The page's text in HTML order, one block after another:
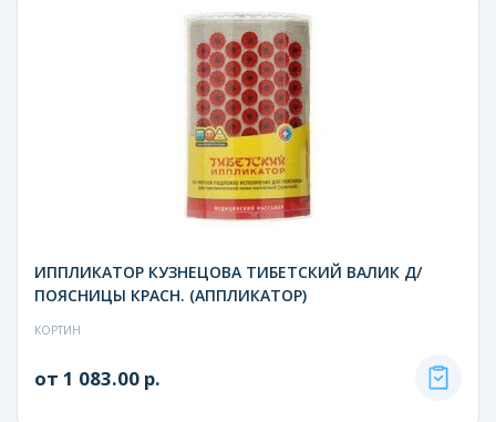
ИППЛИКАТОР КУЗНЕЦОВА ТИБЕТСКИЙ ВАЛИК Д/
ПОЯСНИЦЫ КРАСН. (АППЛИКАТОР)
КОРТИН
от 1 083.00 р.